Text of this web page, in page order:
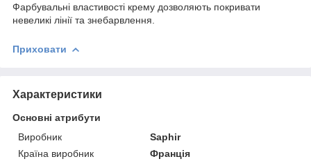
Фарбувальні властивості крему дозволяють покривати
невеликі лінії та знебарвлення.
Приховати
Характеристики
Основні атрибути
Виробник
Saphir
Країна виробник
Франція